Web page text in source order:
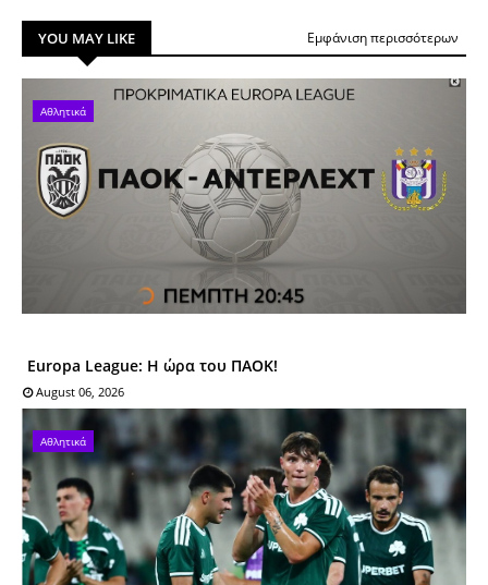
YOU MAY LIKE Εμφάνιση περισσότερων
Αθλητικά
Europa League: Η ώρα του ΠΑΟΚ!
August 06, 2026
Αθλητικά